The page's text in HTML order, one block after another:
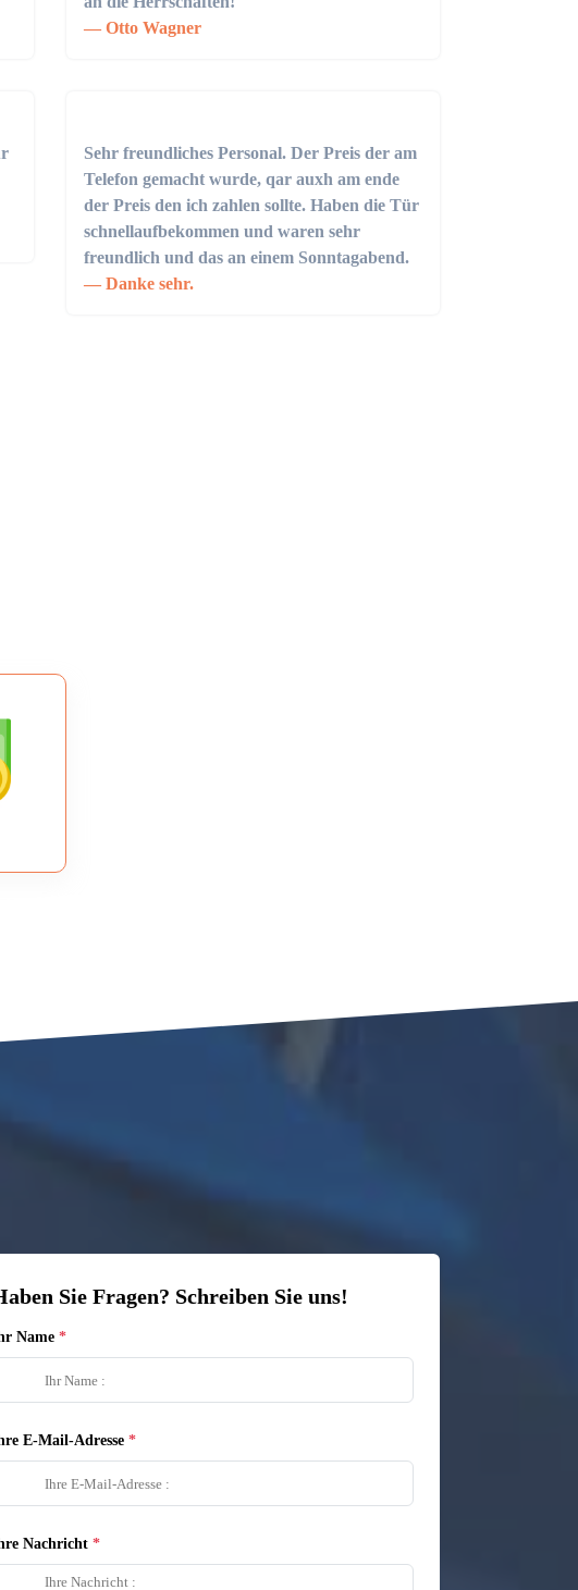
Otto Wagner
Sehr freundliches Personal. Der Preis der am
Telefon gemacht wurde, qar auxh am ende
der Preis den ich zahlen sollte. Haben die Tür
schnellaufbekommen und waren sehr
freundlich und das an einem Sonntagabend.
Danke sehr.
Sie Fragen? Schreiben Sie uns!
Name
E-Mail-Adresse
Nachricht